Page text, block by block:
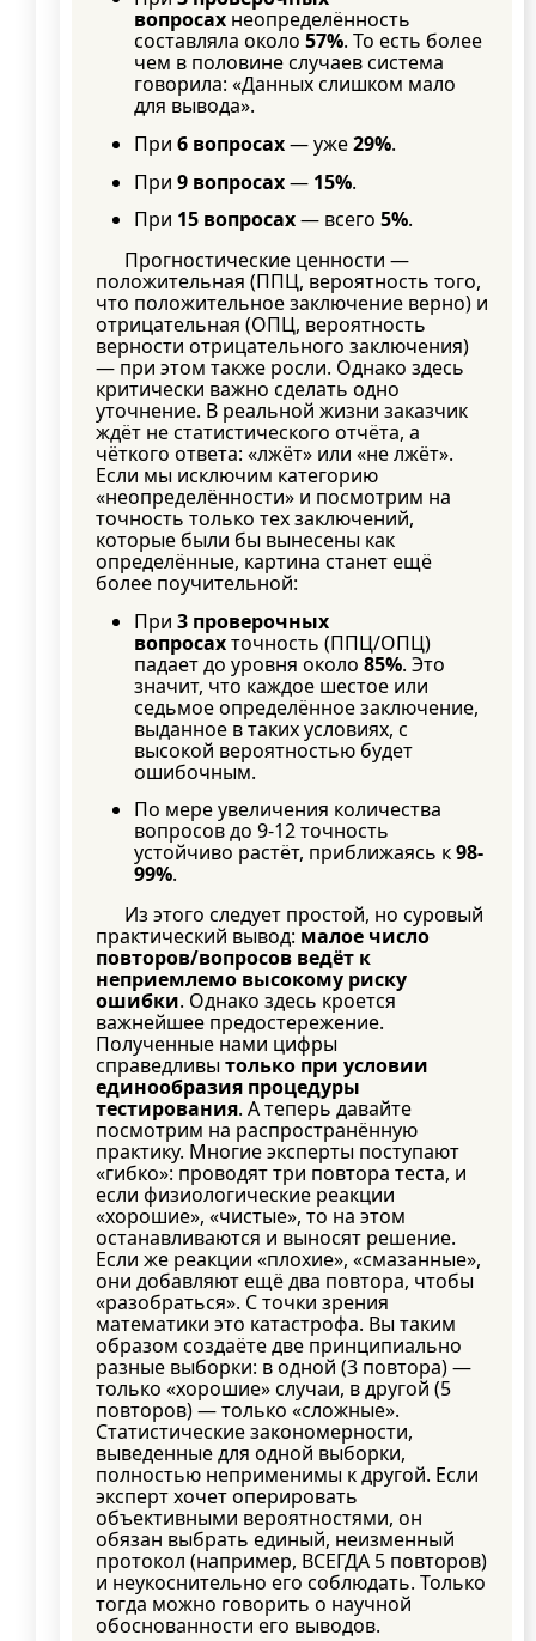
вопросах неопределённость
составляла около 57%. То есть более
чем в половине случаев система
говорила: «Данных слишком мало
для вывода».
При 6 вопросах— уже29%.
При 9 вопросах— 15%.
При 15 вопросах— всего 5%.
Прогностические ценности —
положительная (ППЦ, вероятность того,
что положительное заключение верно) и
отрицательная (ОПЦ, вероятность
верности отрицательного заключения)
— при этом также росли. Однако здесь
критически важно сделать одно
уточнение. В реальной жизни заказчик
ждёт не статистического отчёта, а
чёткого ответа: «лжёт» или «не лжёт».
Если мы исключим категорию
«неопределённости» и посмотрим на
точность только тех заключений,
которые были бы вынесены как
определённые, картина станет ещё
более поучительной:
При 3 проверочных
вопросахточность (ППЦ/ОПЦ)
падает до уровня около 85%. Это
значит, что каждое шестое или
седьмое определённое заключение,
выданное в таких условиях, с
высокой вероятностью будет
ошибочным.
По мере увеличения количества
вопросов до 9-12 точность
устойчиво растёт, приближаясь к98-
99%.
Из этого следует простой, но суровый
практический вывод: малое число
повторов/вопросов ведёт к
неприемлемо высокому риску
ошибки. Однако здесь кроется
важнейшее предостережение.
Полученные нами цифры
справедливытолько при условии
единообразия процедуры
тестирования. А теперь давайте
посмотрим на распространённую
практику. Многие эксперты поступают
«гибко»: проводят три повтора теста, и
если физиологические реакции
«хорошие», «чистые», то на этом
останавливаются и выносят решение.
Если же реакции «плохие», «смазанные»,
они добавляют ещё два повтора, чтобы
«разобраться». С точки зрения
математики это катастрофа. Вы таким
образом создаёте две принципиально
разные выборки: в одной (3 повтора) —
только «хорошие» случаи, в другой (5
повторов) — только «сложные».
Статистические закономерности,
выведенные для одной выборки,
полностью неприменимы к другой. Если
эксперт хочет оперировать
объективными вероятностями, он
обязан выбрать единый, неизменный
протокол (например, ВСЕГДА 5 повторов)
и неукоснительно его соблюдать. Только
тогда можно говорить о научной
обоснованности его выводов.